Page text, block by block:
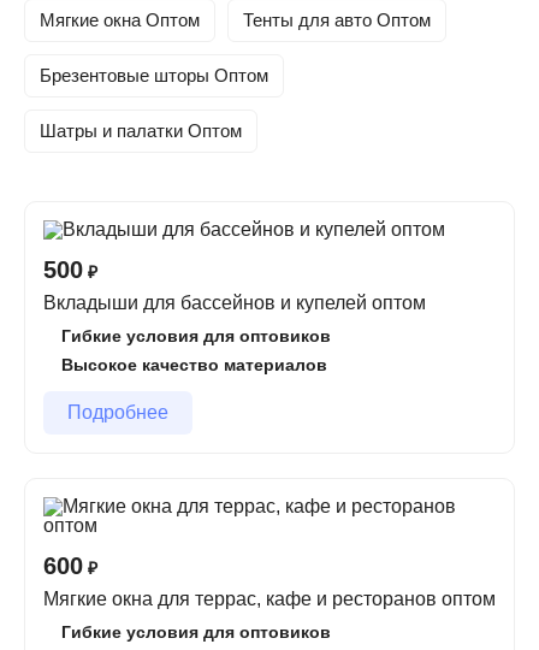
оптовых покупателей! Мы занимаемся производством
окна, чаши для бассейнов, автомобильные тенты,
розничными и оптовыми клиентами по всей России,
Почему выбирают нас?
Собственное производство
– контроль качества на
всех этапах.
Гибкая система скидок– чем больше объем, тем
выгоднее цена.
ваши задачи.
документы.
Кому подойдет наше предложение?
Мягкие окна Оптом Тенты для авто Оптом
Брезентовые шторы Оптом
Шатры и палатки Оптом
500 ₽
Вкладыши для бассейнов и купелей оптом
Гибкие условия для оптовиков
Высокое качество материалов
Подробнее
600 ₽
Мягкие окна для террас, кафе и ресторанов оптом
Гибкие условия для оптовиков